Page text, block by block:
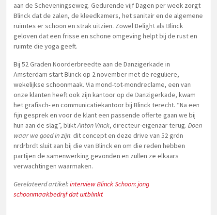
aan de Scheveningseweg. Gedurende vijf Dagen per week zorgt
Blinck dat de zalen, de kleedkamers, het sanitair en de algemene
ruimtes er schoon en strak uitzien. Zowel Delight als Blinck
geloven dat een frisse en schone omgeving helpt bij de rust en
ruimte die yoga geeft.
Bij 52 Graden Noorderbreedte aan de Danzigerkade in
Amsterdam start Blinck op 2 november met de reguliere,
wekelijkse schoonmaak. Via mond-tot-mondreclame, een van
onze klanten heeft ook zijn kantoor op de Danzigerkade, kwam
het grafisch- en communicatiekantoor bij Blinck terecht. “Na een
fijn gesprek en voor de klant een passende offerte gaan we bij
hun aan de slag”, bliktAnton Vinck, directeur-eigenaar terug. Doen
waar we goed in zijn: dit concept en deze drive van 52 grdn
nrdrbrdt sluit aan bij die van Blinck en om die reden hebben
partijen de samenwerking gevonden en zullen ze elkaars
verwachtingen waarmaken.
Gerelateerd artikel:interview Blinck Schoon: jong
schoonmaakbedrijf dat uitblinkt